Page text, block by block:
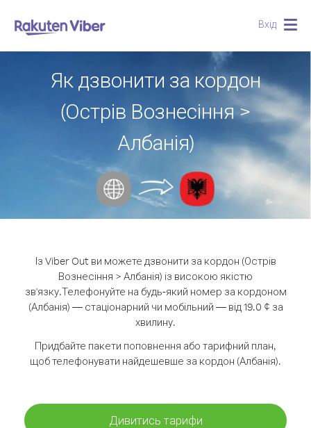
Вхід
Як дзвонити за кордон
(Острів Вознесіння >
Албанія)
Із Viber Out ви можете дзвонити за кордон (Острів
Вознесіння > Албанія) із високою якістю
зв'язку.Телефонуйте на будь-який номер за кордоном
(Албанія) — стаціонарний чи мобільний — від 19.0 ¢ за
хвилину.
Придбайте пакети поповнення або тарифний план,
щоб телефонувати найдешевше за кордон (Албанія).
Дивитись тарифи